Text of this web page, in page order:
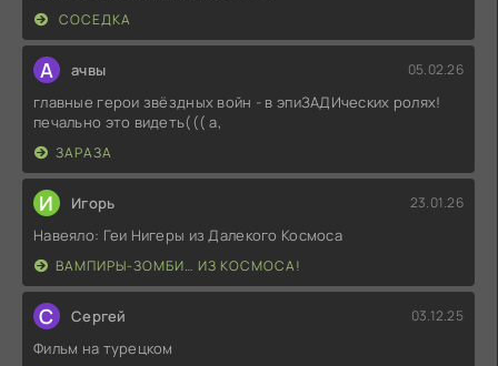
СОСЕДКА
А ачвы 05.02.26
главные герои звёздных войн - в эпиЗАДИческих ролях!
печально это видеть((( а,
ЗАРАЗА
И Игорь 23.01.26
Навеяло: Геи Нигеры из Далекого Космоса
ВАМПИРЫ-ЗОМБИ… ИЗ КОСМОСА!
С Сергей 03.12.25
Фильм на турецком